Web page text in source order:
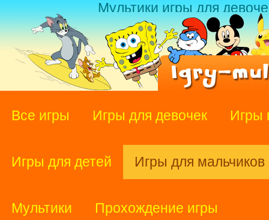
Мультики игры для
Все игры Игры для девочек Игры
Игры для детей Игры для мальчиков
Мультики Прохождение игры